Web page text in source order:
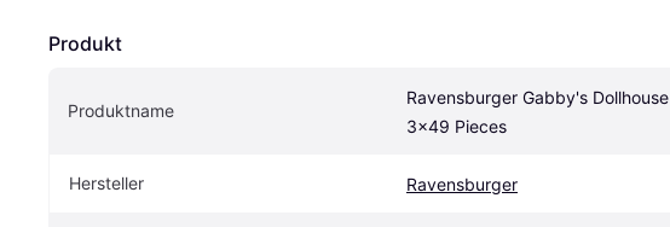
Produkt
Produktname
Ravensburger Gabby's Dollhouse
3x49 Pieces
Hersteller Ravensburger